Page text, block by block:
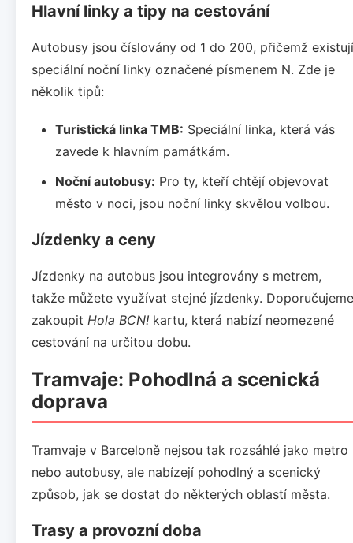
Hlavní linky a tipy na cestování
Autobusy jsou číslovány od 1 do 200, přičemž existují
speciální noční linky označené písmenem N. Zde je
několik tipů:
Turistická linka TMB: Speciální linka, která vás
zavede k hlavním památkám.
Noční autobusy: Pro ty, kteří chtějí objevovat
město v noci, jsou noční linky skvělou volbou.
Jízdenky a ceny
Jízdenky na autobus jsou integrovány s metrem,
takže můžete využívat stejné jízdenky. Doporučujeme
zakoupit Hola BCN! kartu, která nabízí neomezené
cestování na určitou dobu.
Tramvaje: Pohodlná a scenická
doprava
Tramvaje v Barceloně nejsou tak rozsáhlé jako metro
nebo autobusy, ale nabízejí pohodlný a scenický
způsob, jak se dostat do některých oblastí města.
Trasy a provozní doba